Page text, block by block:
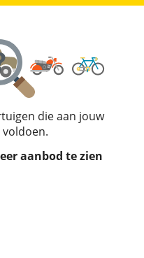
die aan jouw
aanbod te zien